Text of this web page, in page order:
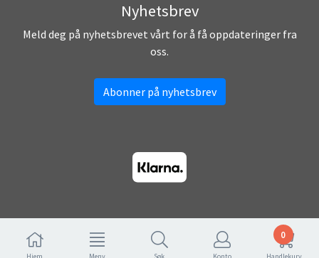
0
Nyhetsbrev
Meld deg på nyhetsbrevet vårt for å få oppdateringer fra
oss.
Abonner på nyhetsbrev